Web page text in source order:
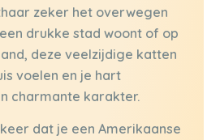
zeker het overwegen
drukke stad woont of op
deze veelzijdige katten
voelen en je hart
charmante karakter.
dat je een Amerikaanse